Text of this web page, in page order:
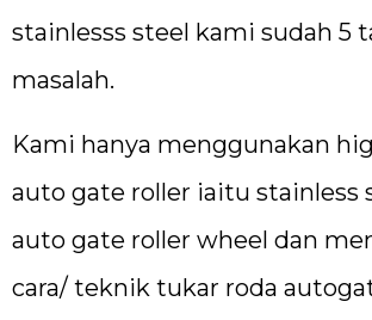
stainlesss steel kami sudah 5
masalah.
Kami hanya menggunakan
auto gate roller iaitu stainless
auto gate roller wheel dan
cara/ teknik tukar roda